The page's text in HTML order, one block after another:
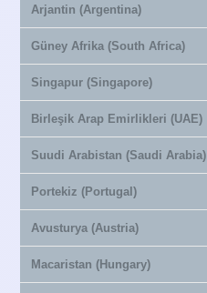
Arjantin (Argentina)
Güney Afrika (South Africa)
Singapur (Singapore)
Birleşik Arap Emirlikleri (UAE)
Suudi Arabistan (Saudi Arabia)
Portekiz (Portugal)
Avusturya (Austria)
Macaristan (Hungary)